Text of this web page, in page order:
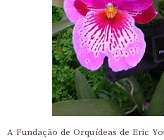
A Fundação de Orquídeas de Eric